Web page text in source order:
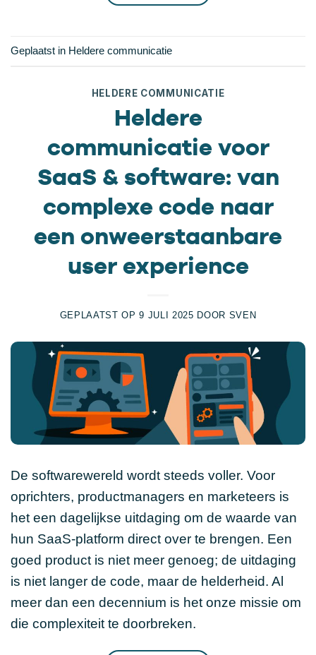
Geplaatst in Heldere communicatie
HELDERE COMMUNICATIE
Heldere
communicatie voor
SaaS & software: van
complexe code naar
een onweerstaanbare
user experience
GEPLAATST OP9 JULI 2025 DOOR SVEN
De softwarewereld wordt steeds voller. Voor
oprichters, productmanagers en marketeers is
het een dagelijkse uitdaging om de waarde van
hun SaaS-platform direct over te brengen. Een
goed product is niet meer genoeg; de uitdaging
is niet langer de code, maar de helderheid. Al
meer dan een decennium is het onze missie om
die complexiteit te doorbreken.